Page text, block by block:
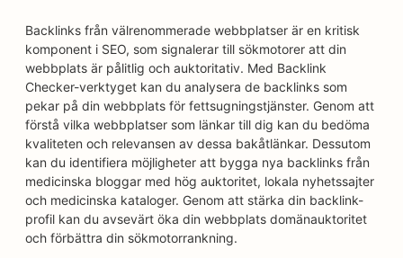
Backlinks från välrenommerade webbplatser är en kritisk
komponent i SEO, som signalerar till sökmotorer att din
webbplats är pålitlig och auktoritativ. Med Backlink
Checker-verktyget kan du analysera de backlinks som
pekar på din webbplats för fettsugningstjänster. Genom att
förstå vilka webbplatser som länkar till dig kan du bedöma
kvaliteten och relevansen av dessa bakåtlänkar. Dessutom
kan du identifiera möjligheter att bygga nya backlinks från
medicinska bloggar med hög auktoritet, lokala nyhetssajter
och medicinska kataloger. Genom att stärka din backlink-
profil kan du avsevärt öka din webbplats domänauktoritet
och förbättra din sökmotorrankning.